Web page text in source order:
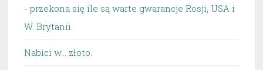
- przekona się ile są warte gwarancje Rosji, USA i
W. Brytanii.
Nabici w... złoto.